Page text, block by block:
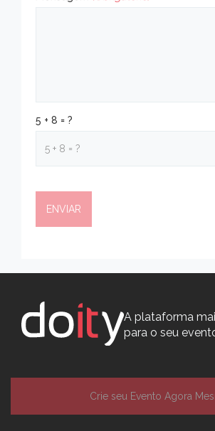
5 + 8 = ?
A plataforma
para o seu
Crie seu Evento Agora